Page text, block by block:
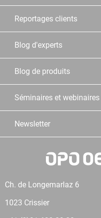
Reportages clients
Blog d'experts
Blog de produits
Séminaires et webinaires
Newsletter
Ch. de Longemarlaz 6
1023 Crissier